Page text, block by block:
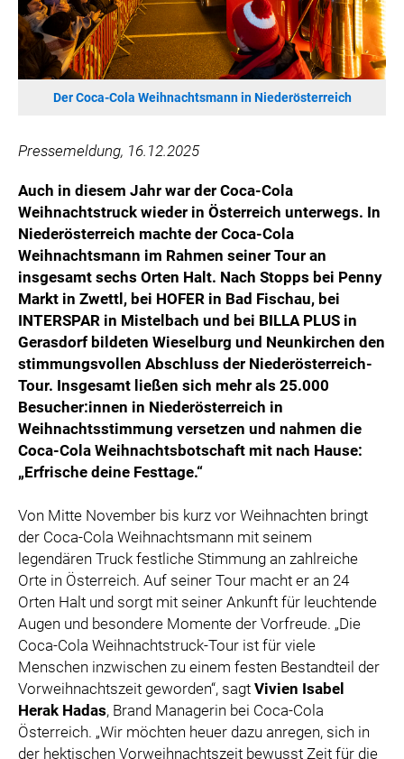
SPECIAL OLYMPICS ÖSTERREICH
MEDIA
PRESSEKONTAKT
Der Coca-Cola Weihnachtsmann in Niederösterreich
Pressemeldung, 16.12.2025
Auch in diesem Jahr war der Coca-Cola
Weihnachtstruck wieder in Österreich unterwegs. In
Niederösterreich machte der Coca-Cola
Weihnachtsmann im Rahmen seiner Tour an
insgesamt sechs Orten Halt. Nach Stopps bei Penny
Markt in Zwettl, bei HOFER in Bad Fischau, bei
INTERSPAR in Mistelbach und bei BILLA PLUS in
Gerasdorf bildeten Wieselburg und Neunkirchen den
stimmungsvollen Abschluss der Niederösterreich-
Tour. Insgesamt ließen sich mehr als 25.000
Besucher:innen in Niederösterreich in
Weihnachtsstimmung versetzen und nahmen die
Coca-Cola Weihnachtsbotschaft mit nach Hause:
„Erfrische deine Festtage.“
Von Mitte November bis kurz vor Weihnachten bringt
der Coca-Cola Weihnachtsmann mit seinem
legendären Truck festliche Stimmung an zahlreiche
Orte in Österreich. Auf seiner Tour macht er an 24
Orten Halt und sorgt mit seiner Ankunft für leuchtende
Augen und besondere Momente der Vorfreude. „Die
Coca-Cola Weihnachtstruck-Tour ist für viele
Menschen inzwischen zu einem festen Bestandteil der
Vorweihnachtszeit geworden“, sagt Vivien Isabel
Herak Hadas, Brand Managerin bei Coca-Cola
Österreich. „Wir möchten heuer dazu anregen, sich in
der hektischen Vorweihnachtszeit bewusst Zeit für die